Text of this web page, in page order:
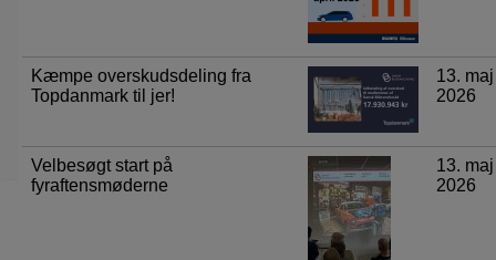
Kæmpe overskudsdeling fra
Topdanmark til jer!
13. maj
2026
Velbesøgt start på
fyraftensmøderne
13. maj
2026